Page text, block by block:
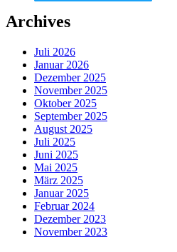
Archives
Juli 2026
Januar 2026
Dezember 2025
November 2025
Oktober 2025
September 2025
August 2025
Juli 2025
Juni 2025
Mai 2025
März 2025
Januar 2025
Februar 2024
Dezember 2023
November 2023